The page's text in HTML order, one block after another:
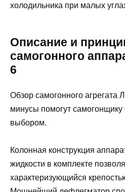
холодильника при малых
Описание и
самогонного
6
Обзор самогонного агрегата
минусы помогут самогонщику
выбором.
Колонная конструкция
жидкости в комплекте
характеризующийся